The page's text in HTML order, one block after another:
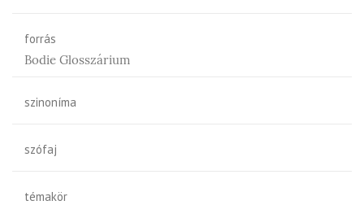
forrás
Bodie Glosszárium
szinoníma
szófaj
témakör